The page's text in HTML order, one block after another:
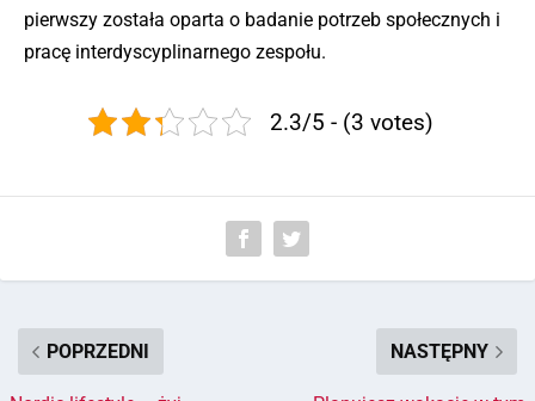
pierwszy została oparta o badanie potrzeb społecznych i
pracę interdyscyplinarnego zespołu.
2.3/5 - (3 votes)
POPRZEDNI NASTĘPNY